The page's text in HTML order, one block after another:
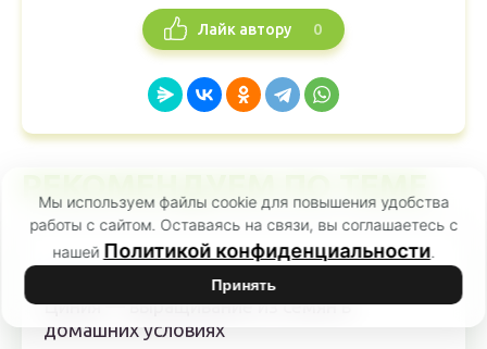
Лайк автору 0
РЕКОМЕНДУЕМ ПО ТЕМЕ
Циния — выращивание из семян в
домашних условиях
Мы используем файлы cookie для повышения удобства
работы с сайтом. Оставаясь на связи, вы соглашаетесь с
нашей Политикой конфиденциальности.
Принять